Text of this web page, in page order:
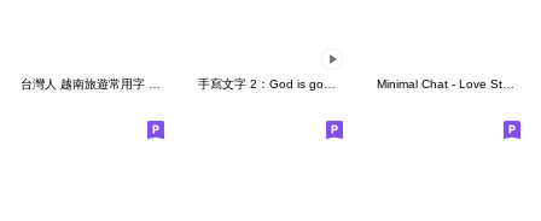
Minimal Chat - Love Story (Chinese-Thai)